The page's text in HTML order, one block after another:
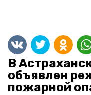
В
объявлен
пожарной